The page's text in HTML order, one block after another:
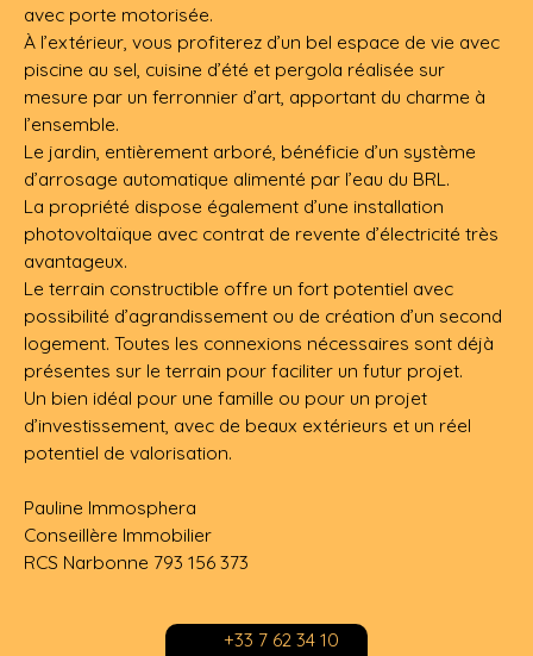
avec porte motorisée.
À l’extérieur, vous profiterez d’un bel espace de vie avec
piscine au sel, cuisine d’été et pergola réalisée sur
mesure par un ferronnier d’art, apportant du charme à
l’ensemble.
Le jardin, entièrement arboré, bénéficie d’un système
d’arrosage automatique alimenté par l’eau du BRL.
La propriété dispose également d’une installation
photovoltaïque avec contrat de revente d’électricité très
avantageux.
Le terrain constructible offre un fort potentiel avec
possibilité d’agrandissement ou de création d’un second
logement. Toutes les connexions nécessaires sont déjà
présentes sur le terrain pour faciliter un futur projet.
Un bien idéal pour une famille ou pour un projet
d’investissement, avec de beaux extérieurs et un réel
potentiel de valorisation.
Pauline Immosphera
Conseillère Immobilier
RCS Narbonne 793 156 373
+33 7 62 34 10